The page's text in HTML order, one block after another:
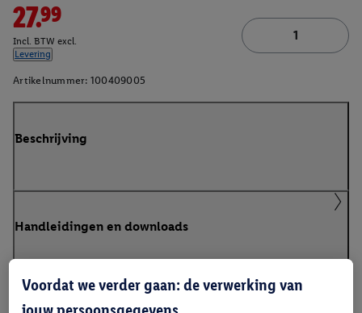
27.99
Incl. BTW excl.
Levering
Artikelnummer: 100409005
Beschrijving
Handleidingen en downloads
Voordat we verder gaan: de verwerking van